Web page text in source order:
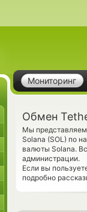
Мониторинг
Обмен
Мы представляем
Solana (SOL) по
валюты Solana.
администрации.
Если вы
подробно